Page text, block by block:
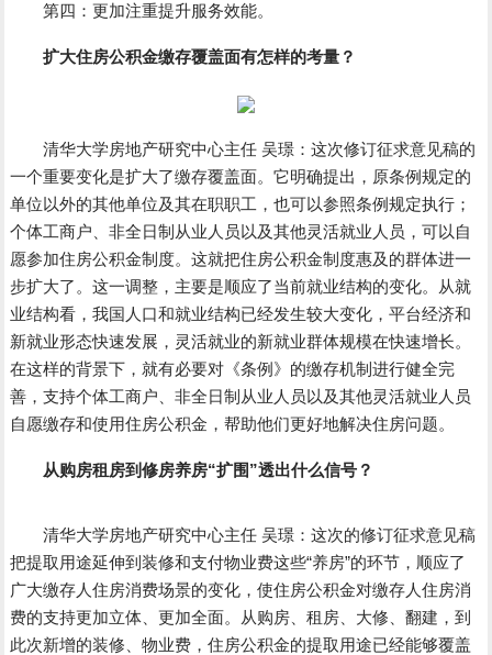
第四：更加注重提升服务效能。
扩大住房公积金缴存覆盖面有怎样的考量？
清华大学房地产研究中心主任 吴璟：这次修订征求意见稿的
一个重要变化是扩大了缴存覆盖面。它明确提出，原条例规定的
单位以外的其他单位及其在职职工，也可以参照条例规定执行；
个体工商户、非全日制从业人员以及其他灵活就业人员，可以自
愿参加住房公积金制度。这就把住房公积金制度惠及的群体进一
步扩大了。这一调整，主要是顺应了当前就业结构的变化。从就
业结构看，我国人口和就业结构已经发生较大变化，平台经济和
新就业形态快速发展，灵活就业的新就业群体规模在快速增长。
在这样的背景下，就有必要对《条例》的缴存机制进行健全完
善，支持个体工商户、非全日制从业人员以及其他灵活就业人员
自愿缴存和使用住房公积金，帮助他们更好地解决住房问题。
从购房租房到修房养房“扩围”透出什么信号？
清华大学房地产研究中心主任 吴璟：这次的修订征求意见稿
把提取用途延伸到装修和支付物业费这些“养房”的环节，顺应了
广大缴存人住房消费场景的变化，使住房公积金对缴存人住房消
费的支持更加立体、更加全面。从购房、租房、大修、翻建，到
此次新增的装修、物业费，住房公积金的提取用途已经能够覆盖